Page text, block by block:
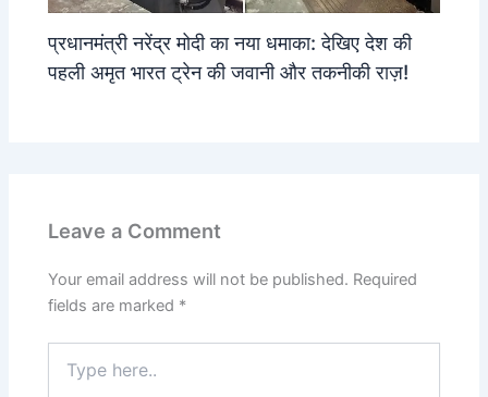
प्रधानमंत्री नरेंद्र मोदी का नया धमाका: देखिए देश की
पहली अमृत भारत ट्रेन की जवानी और तकनीकी राज़!
Leave a Comment
Your email address will not be published. Required
fields are marked *
here..